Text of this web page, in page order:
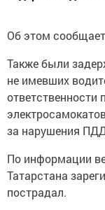
Об этом
Также были
не имевших
ответственности
за нарушения
По информации
Татарстана
пострадал.